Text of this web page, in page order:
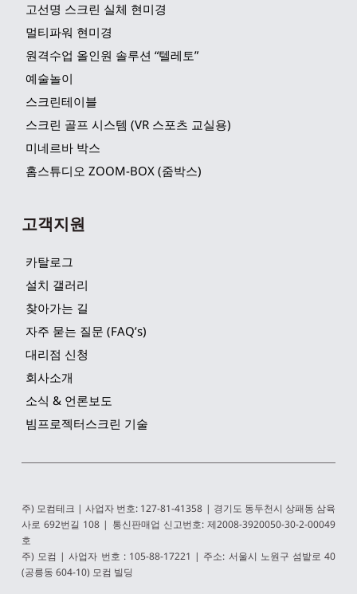
고선명 스크린 실체 현미경
멀티파워 현미경
원격수업 올인원 솔루션 “텔레토”
예술놀이
스크린테이블
스크린 골프 시스템 (VR 스포츠 교실용)
미네르바 박스
홈스튜디오 ZOOM-BOX (줌박스)
고객지원
카탈로그
설치 갤러리
찾아가는 길
자주 묻는 질문 (FAQ’s)
대리점 신청
회사소개
소식 & 언론보도
빔프로젝터스크린 기술
주) 모컴테크 | 사업자 번호: 127-81-41358 | 경기도 동두천시 상패동 삼육
사로 692번길 108 | 통신판매업 신고번호: 제2008-3920050-30-2-00049
호
주) 모컴 | 사업자 번호 : 105-88-17221 | 주소: 서울시 노원구 섬밭로 40
(공릉동 604-10) 모컴 빌딩